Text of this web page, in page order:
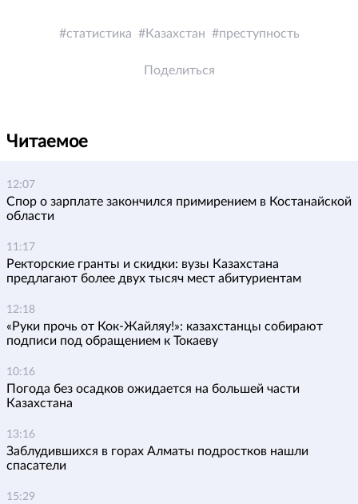
статистика Казахстан преступность
Поделиться
Читаемое
12:07
Спор о зарплате закончился примирением в Костанайской
области
11:17
Ректорские гранты и скидки: вузы Казахстана
предлагают более двух тысяч мест абитуриентам
12:18
«Руки прочь от Кок-Жайляу!»: казахстанцы собирают
подписи под обращением к Токаеву
10:16
Погода без осадков ожидается на большей части
Казахстана
13:16
Заблудившихся в горах Алматы подростков нашли
спасатели
15:29